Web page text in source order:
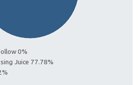
0%
Juice 77.78%